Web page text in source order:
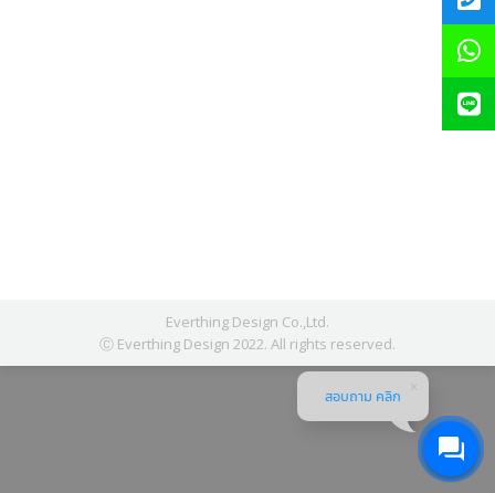
Everthing Design Co.,Ltd.
Ⓒ Everthing Design 2022. All rights reserved.
สอบถาม คลิก